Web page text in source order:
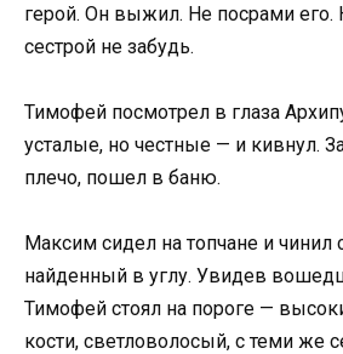
герой. Он выжил. Не посрами его.
сестрой не забудь.
Тимофей посмотрел в глаза
усталые, но честные — и кивнул.
плечо, пошел в баню.
Максим сидел на топчане и чинил
найденный в углу. Увидев
Тимофей стоял на пороге —
кости, светловолосый, с теми же